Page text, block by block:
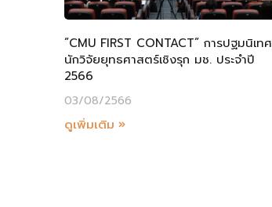
”CMU FIRST CONTACT” การปฐมนิเทศ
นักวิจัยยุทธศาสตร์เชิงรุก มช. ประจำปี
2566
03/08/2566
ดูเพิ่มเติม »